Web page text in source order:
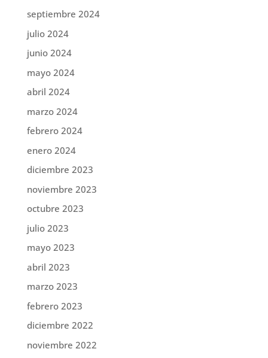
septiembre 2024
julio 2024
junio 2024
mayo 2024
abril 2024
marzo 2024
febrero 2024
enero 2024
diciembre 2023
noviembre 2023
octubre 2023
julio 2023
mayo 2023
abril 2023
marzo 2023
febrero 2023
diciembre 2022
noviembre 2022